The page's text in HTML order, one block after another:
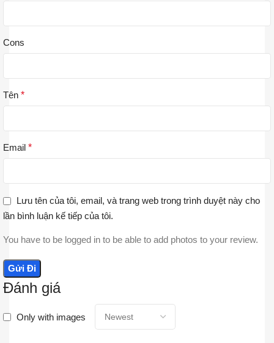
Đánh giá
Only with images
Cons
Tên *
Email *
Lưu tên của tôi, email, và trang web trong trình duyệt này cho
lần bình luận kế tiếp của tôi.
You have to be logged in to be able to add photos to your review.